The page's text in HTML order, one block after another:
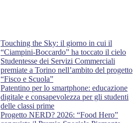
Touching the Sky: il giorno in cui il
“Ciampini-Boccardo” ha toccato il cielo
Studentesse dei Servizi Commerciali
premiate a Torino nell’ambito del progetto
“Fisco e Scuola”
Patentino per lo smartphone: educazione
digitale e consapevolezza per gli studenti
delle classi prime
Progetto NERD? 2026: “Food Hero”